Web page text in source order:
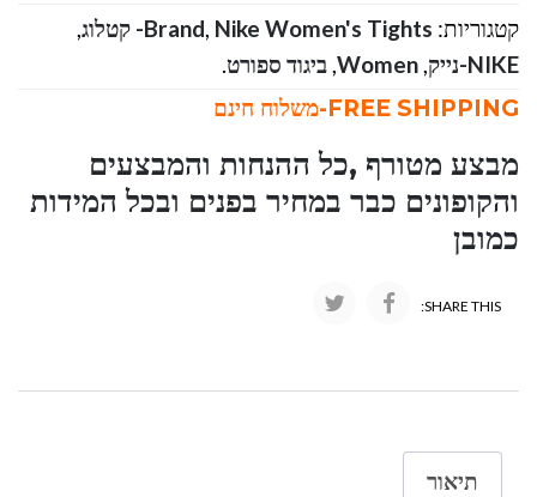
קטגוריות: Brand, Nike Women's Tights- קטלוג
,
NIKE-נייק
,
Women
,ביגוד ספורט.
FREE SHIPPING-משלוח חינם
מבצע מטורף ,כל ההנחות והמבצעים
והקופונים כבר במחיר בפנים ובכל המידות
כמובן
SHARE THIS:
תיאור